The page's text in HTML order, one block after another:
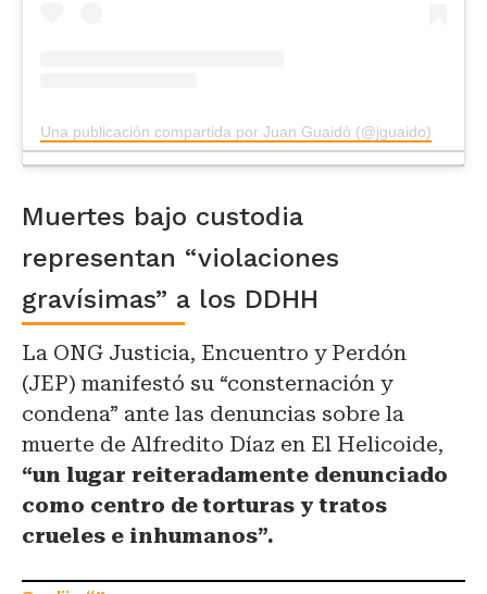
Una publicación compartida por Juan Guaidó (@jguaido)
Muertes bajo custodia
representan “violaciones
gravísimas” a los DDHH
La ONG Justicia, Encuentro y Perdón
(JEP) manifestó su “consternación y
condena” ante las denuncias sobre la
muerte de Alfredito Díaz en El Helicoide,
“un lugar reiteradamente denunciado
como centro de torturas y tratos
crueles e inhumanos”.